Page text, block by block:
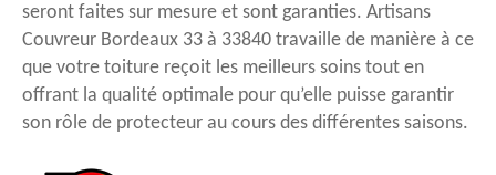
seront faites sur mesure et sont garanties. Artisans
Couvreur Bordeaux 33 à 33840 travaille de manière à ce
que votre toiture reçoit les meilleurs soins tout en
offrant la qualité optimale pour qu’elle puisse garantir
son rôle de protecteur au cours des différentes saisons.